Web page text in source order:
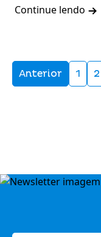
Continue lendo
Anterior 1 2